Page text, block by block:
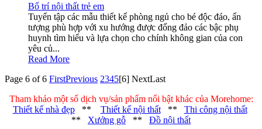
Bố trí nội thất trẻ em
Tuyển tập các mẫu thiết kế phòng ngủ cho bé độc đáo, ấn
tượng phù hợp với xu hướng được đống đảo các bậc phụ
huynh tìm hiểu và lựa chọn cho chính không gian của con
yêu củ...
Read More
Page 6 of 6 FirstPrevious 2345[6] NextLast
Tham khảo một số dịch vụ/sản phẩm nổi bật khác của Morehome:
Thiết kế nhà đẹp** Thiết kế nội thất** Thi công nội thất
** Xưởng gỗ ** Đồ nội thất